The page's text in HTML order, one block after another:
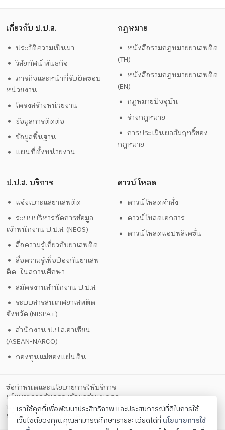
เกี่ยวกับ ป.ป.ส.
ประวัติความเป็นมา
วิสัยทัศน์ พันธกิจ
ภารกิจและหน้าที่รับผิดชอบ
หน่วยงาน
โครงสร้างหน่วยงาน
ข้อมูลการติดต่อ
ข้อมูลพื้นฐาน
แผนที่ตั้งหน่วยงาน
กฎหมาย
หนังสือรวมกฎหมายยาเสพติด
(TH)
หนังสือรวมกฎหมายยาเสพติด
(EN)
กฎหมายปัจจุบัน
ร่างกฎหมาย
การประเมินผลสัมฤทธิ์ของ
กฎหมาย
ป.ป.ส. บริการ
แจ้งเบาะแสยาเสพติด
ระบบบริหารจัดการข้อมูล
เจ้าพนักงาน ป.ป.ส. (NEOS)
สื่อความรู้เกี่ยวกับยาเสพติด
สื่อความรู้เพื่อป้องกันยาเสพ
ติด ในสถานศึกษา
สมัครงานสำนักงาน ป.ป.ส.
ระบบสารสนเทศยาเสพติด
จังหวัด (NISPA+)
สำนักงาน ป.ป.ส.อาเซียน
(ASEAN-NARCO)
กองทุนแม่ของแผ่นดิน
ดาวน์โหลด
ดาวน์โหลดคำสั่ง
ดาวน์โหลดเอกสาร
ดาวน์โหลดแอปพลิเคชั่น
ข้อกำหนดและนโยบายการให้บริการ
นโยบายการคุ้มครองข้อมูลส่วนบุคคล
นโยบายการรักษาความมั่นคงปลอดภัยด้วยเทคโนโลยีสารสนเทศ
นโยบายคุกกี้
ตั้งค่าคุกกี้
เราใช้คุกกี้เพื่อพัฒนาประสิทธิภาพ และประสบการณ์ที่ดีในการใช้
เว็บไซต์ของคุณ คุณสามารถศึกษารายละเอียดได้ที่ นโยบายการใช้